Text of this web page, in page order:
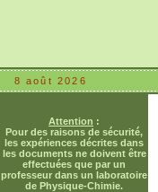
8 août 2026
Attention :
Pour des raisons de sécurité,
les expériences décrites dans
les documents ne doivent être
effectuées que par un
professeur dans un laboratoire
de Physique-Chimie.